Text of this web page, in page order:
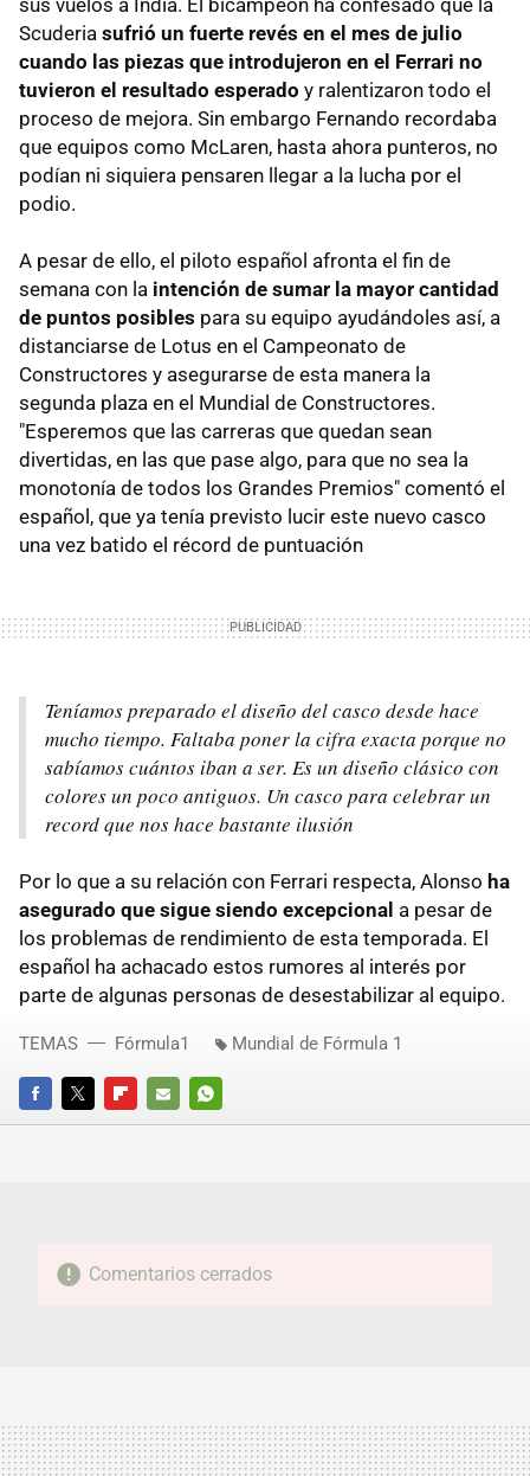
sus vuelos a India. El bicampeón ha confesado que la
Scuderia sufrió un fuerte revés en el mes de julio
cuando las piezas que introdujeron en el Ferrari no
tuvieron el resultado esperado y ralentizaron todo el
proceso de mejora. Sin embargo Fernando recordaba
que equipos como McLaren, hasta ahora punteros, no
podían ni siquiera pensaren llegar a la lucha por el
podio.
A pesar de ello, el piloto español afronta el fin de
semana con la intención de sumar la mayor cantidad
de puntos posibles para su equipo ayudándoles así, a
distanciarse de Lotus en el Campeonato de
Constructores y asegurarse de esta manera la
segunda plaza en el Mundial de Constructores.
"Esperemos que las carreras que quedan sean
divertidas, en las que pase algo, para que no sea la
monotonía de todos los Grandes Premios" comentó el
español, que ya tenía previsto lucir este nuevo casco
una vez batido el récord de puntuación
Teníamos preparado el diseño del casco desde hace
mucho tiempo. Faltaba poner la cifra exacta porque no
sabíamos cuántos iban a ser. Es un diseño clásico con
colores un poco antiguos. Un casco para celebrar un
record que nos hace bastante ilusión
Por lo que a su relación con Ferrari respecta, Alonso ha
asegurado que sigue siendo excepcional a pesar de
los problemas de rendimiento de esta temporada. El
español ha achacado estos rumores al interés por
parte de algunas personas de desestabilizar al equipo.
FACEBOOKTWITTERFLIPBOARD
E-
WHATSAPP
TEMAS Fórmula1 Mundial de Fórmula 1
Comentarios cerrados